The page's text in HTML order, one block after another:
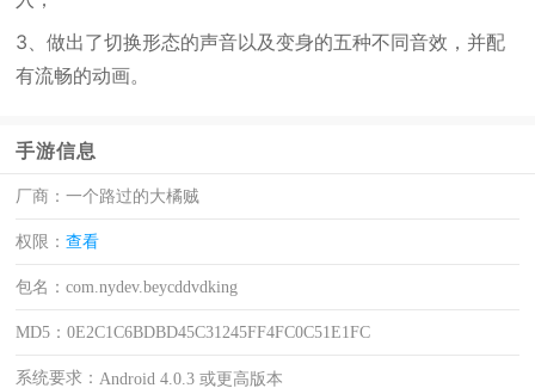
3、做出了切换形态的声音以及变身的五种不同音效，并配
有流畅的动画。
手游信息
厂商：一个路过的大橘贼
权限：查看
包名：com.nydev.beycddvdking
MD5：0E2C1C6BDBD45C31245FF4FC0C51E1FC
系统要求： Android 4.0.3 或更高版本